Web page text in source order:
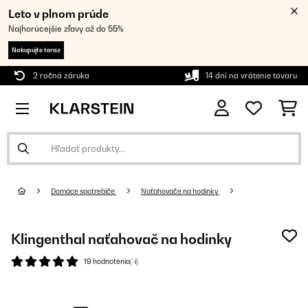
Leto v plnom prúde
Najhorúcejšie zľavy až do 55%
Nakupujte teraz
2 ročná záruka 14 dní na vrátenie tovaru
Domáce spotrebiče Naťahovače na hodinky
Klingenthal naťahovač na hodinky
19 hodnotenia(-í)